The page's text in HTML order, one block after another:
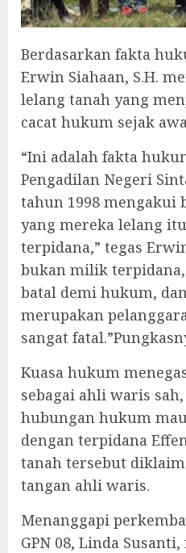
Berdasarkan fakta
Erwin Siahaan, S.H.
lelang tanah yang
cacat hukum sejak
“Ini adalah fakta
Pengadilan Negeri
tahun 1998 mengakui
yang mereka lelang
terpidana,” tegas
bukan milik
batal demi hukum,
merupakan
sangat
Kuasa hukum
sebagai ahli waris
hubungan hukum
dengan terpidana
tanah tersebut
tangan ahli waris.
Menanggapi
GPN 08, Linda